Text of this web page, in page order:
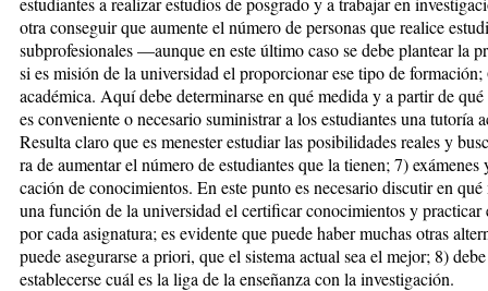
otra conseguir que au­mente el número de personas que rea­lice
subprofesionales —aunque en este último caso se debe plantear la
si es misión de la uni­ver­sidad el proporcionar ese tipo de
académica. Aquí de­be determinarse en qué medida y a par­tir de
es conve­nien­te o necesario suministrar a los estu­dian­tes una tutoría
Re­sul­ta claro que es menester estudiar las posibilidades reales y
ra de aumentar el número de estu­dian­tes que la tienen; 7)
cación de conocimientos. En este punto es necesario discutir en qué
una función de la universidad el certificar conocimientos y practicar
por cada asignatura; es evi­den­te que puede haber muchas otras
puede asegurarse a prio­ri, que el sistema actual sea el me­jor; 8) debe
establecerse cuál es la liga de la enseñanza con la investigación.